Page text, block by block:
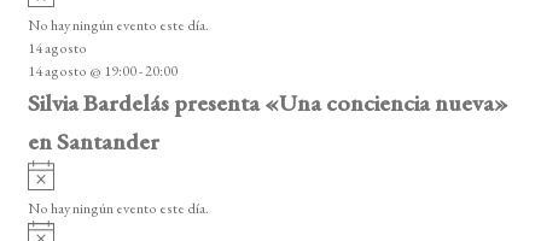
o
v
i
s
o
No hay ningún evento este día.
14 agosto
14 agosto @ 19:00-20:00
Silvia Bardelás presenta «Una conciencia nueva»
en Santander
A
v
i
No hay ningún evento este día.
A